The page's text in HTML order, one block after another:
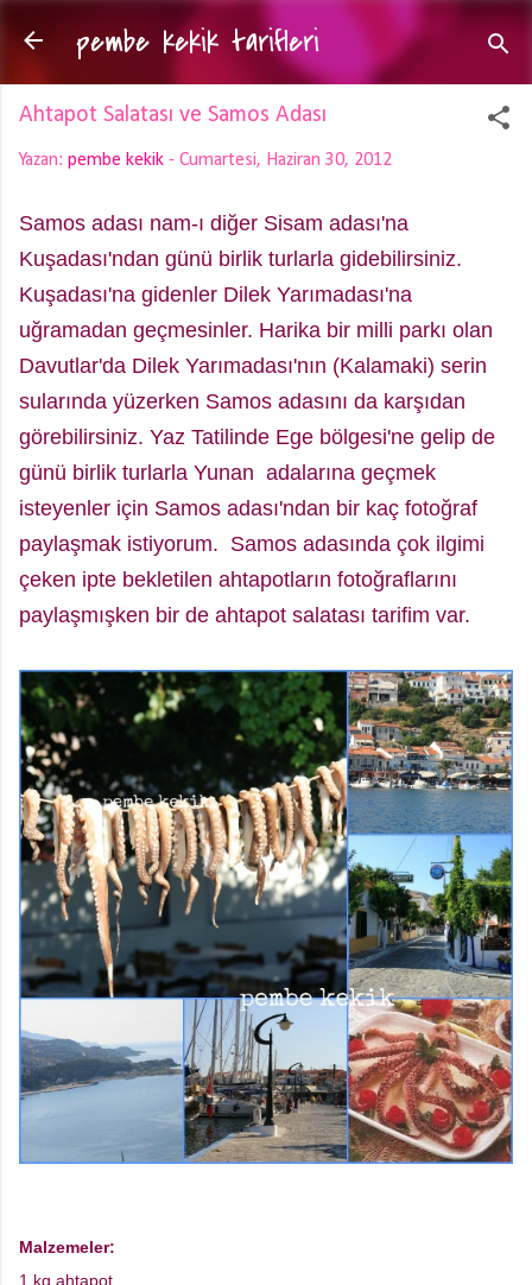
Ana içeriğe atla
pembe kekik tarifleri
Ahtapot Salatası ve Samos Adası
Yazan: pembe kekik - Cumartesi, Haziran 30, 2012
Samos adası nam-ı diğer Sisam adası'na
Kuşadası'ndan günü birlik turlarla gidebilirsiniz.
Kuşadası'na gidenler Dilek Yarımadası'na
uğramadan geçmesinler. Harika bir milli parkı olan
Davutlar'da Dilek Yarımadası'nın (Kalamaki) serin
sularında yüzerken Samos adasını da karşıdan
görebilirsiniz. Yaz Tatilinde Ege bölgesi'ne gelip de
günü birlik turlarla Yunan adalarına geçmek
isteyenler için Samos adası'ndan bir kaç fotoğraf
paylaşmak istiyorum. Samos adasında çok ilgimi
çeken ipte bekletilen ahtapotların fotoğraflarını
paylaşmışken bir de ahtapot salatası tarifim var.
Malzemeler:
1 kg ahtapot